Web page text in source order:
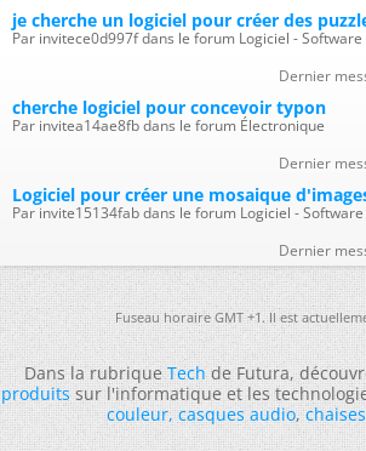
je cherche un logiciel pour créer des
Par invitece0d997f dans le forum Logiciel - Software
Dernier
cherche logiciel pour concevoir typon
Par invitea14ae8fb dans le forum Électronique
Dernier
Logiciel pour créer une mosaique
Par invite15134fab dans le forum Logiciel - Software
Dernier
Fuseau horaire GMT +1. Il est
Dans la rubriqueTechde Futura,
produitssur l'informatique et les
couleur,casques audio,